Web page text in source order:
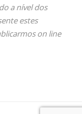
a nível dos
estes
on line